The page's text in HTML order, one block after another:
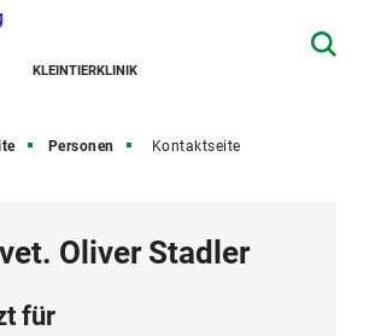
KLEINTIERKLINIK
Personen Kontaktseite
Oliver Stadler
für